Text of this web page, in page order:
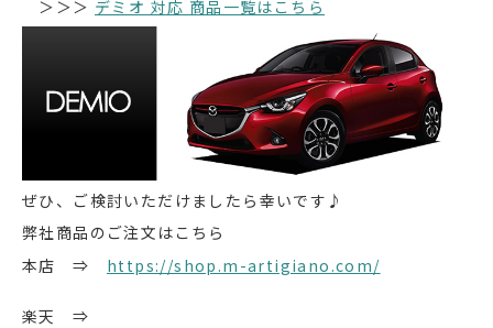
＞＞＞ デミオ 対応 商品一覧はこちら
ぜひ、ご検討いただけましたら幸いです♪
弊社商品のご注文はこちら
本店 ⇒ https://shop.m-artigiano.com/
楽天 ⇒